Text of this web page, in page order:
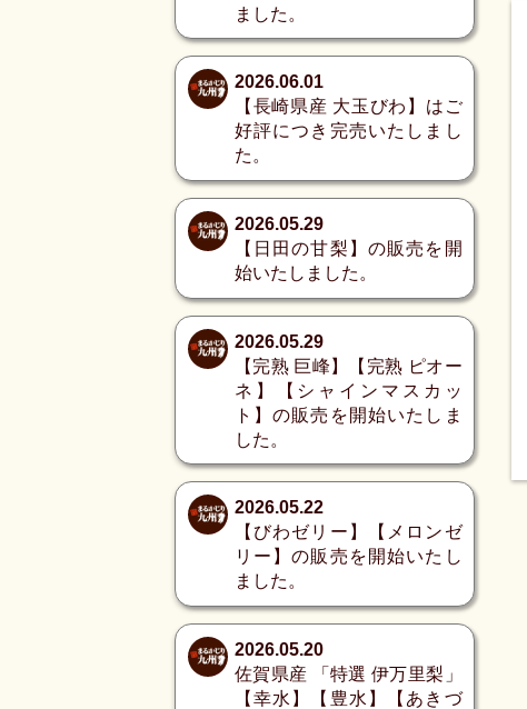
ました。
2026.06.01
【長崎県産 大玉びわ】はご
好評につき完売いたしまし
た。
2026.05.29
【日田の甘梨】の販売を開
始いたしました。
2026.05.29
【完熟 巨峰】【完熟 ピオー
ネ】【シャインマスカッ
ト】の販売を開始いたしま
した。
2026.05.22
【びわゼリー】【メロンゼ
リー】の販売を開始いたし
ました。
2026.05.20
佐賀県産 「特選 伊万里梨」
【幸水】【豊水】【あきづ